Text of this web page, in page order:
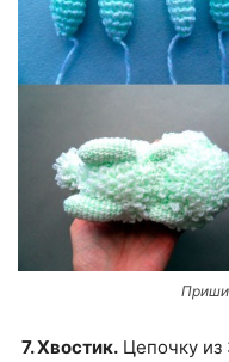
7. Хвостик. Цепочку